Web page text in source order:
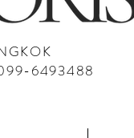
6493488